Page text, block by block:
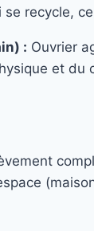
recycle, ce
: Ouvrier
et du